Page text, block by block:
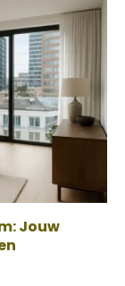
Jouw